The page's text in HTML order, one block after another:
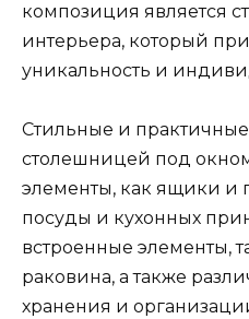
композиция является
интерьера, который
уникальность и
Стильные и
столешницей под
элементы, как ящики и
посуды и кухонных
встроенные элементы,
раковина, а также
хранения и